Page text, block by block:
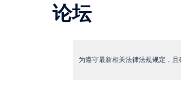
论坛
为遵守最新相关法律法规规定，